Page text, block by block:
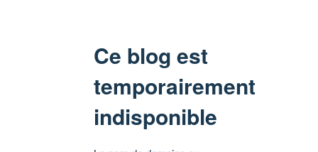
Ce blog est
temporairement
indisponible